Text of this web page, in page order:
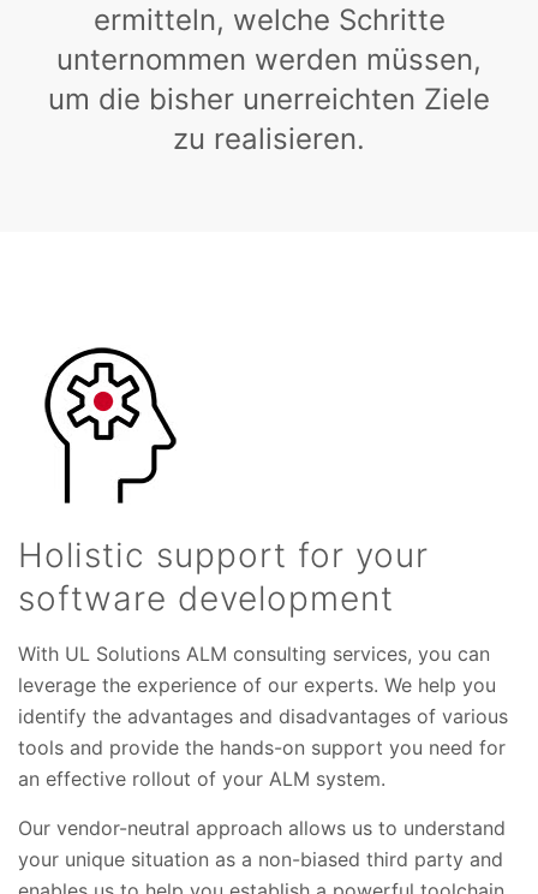
ermitteln, welche Schritte
unternommen werden müssen,
um die bisher unerreichten Ziele
zu realisieren.
Holistic support for your
software development
With UL Solutions ALM consulting services, you can
leverage the experience of our experts. We help you
identify the advantages and disadvantages of various
tools and provide the hands-on support you need for
an effective rollout of your ALM system.
Our vendor-neutral approach allows us to understand
your unique situation as a non-biased third party and